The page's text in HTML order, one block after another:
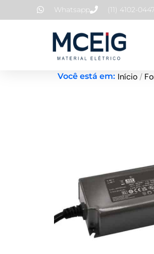
para
Whatsapp (11) 4102-0447
Você está em: Início /